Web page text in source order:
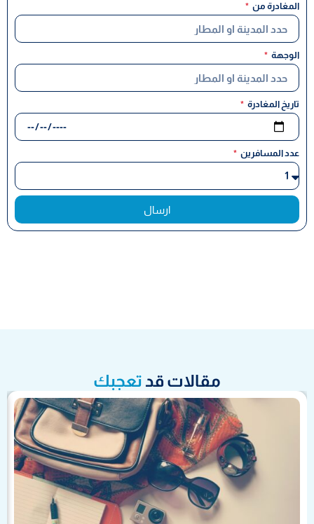
المغادرة من
الوجهة
تاريخ المغادرة
عدد المسافرين
ارسال
مقالات قد تعجبك